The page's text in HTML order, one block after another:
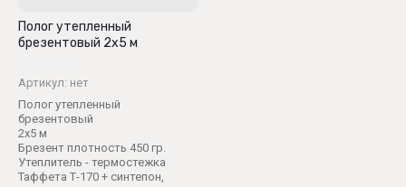
Полог утепленный
брезентовый 2х5 м
Артикул: нет
Полог утепленный
брезентовый
2х5 м
Брезент плотность 450 гр.
Утеплитель - термостежка
Таффета Т-170 + синтепон,